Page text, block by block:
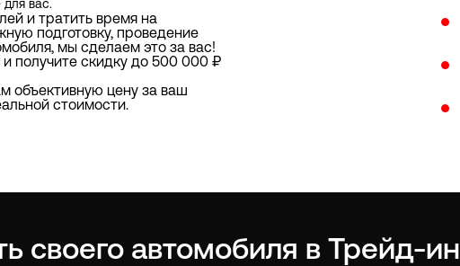
вас.
и тратить время на
подготовку, проведение
мы сделаем это за вас!
получите скидку до 500 000 ₽
объективную цену за ваш
стоимости.
своего автомобиля в Трейд-ин